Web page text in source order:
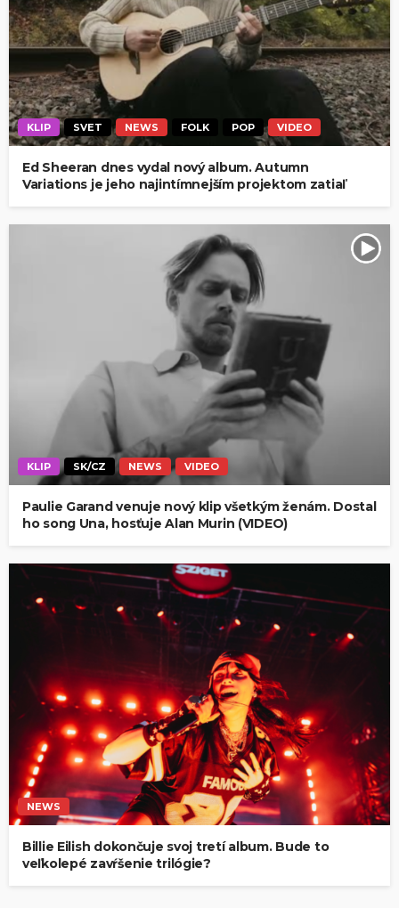
KLIP SVET NEWS FOLK POP VIDEO
Ed Sheeran dnes vydal nový album. Autumn
Variations je jeho najintímnejším projektom zatiaľ
KLIP SK/CZ NEWS VIDEO
Paulie Garand venuje nový klip všetkým ženám. Dostal
ho song Una, hosťuje Alan Murin (VIDEO)
NEWS
Billie Eilish dokončuje svoj tretí album. Bude to
veľkolepé zavŕšenie trilógie?